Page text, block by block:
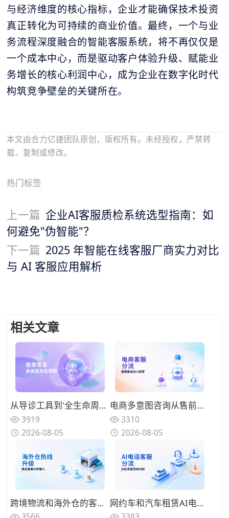
与经济维度的核心指标，企业才能确保技术投资
真正转化为可持续的商业价值。最终，一个与业
务流程深度融合的智能客服系统，将不再仅仅是
一个成本中心，而是驱动客户体验升级、赋能业
务增长的核心利润中心，成为企业在数字化时代
构筑竞争壁垒的关键所在。
本文由合力亿捷团队原创，版权所有。未经授权，严禁转
载、复制或修改。
热门标签
上一篇 企业AI客服质检系统选型指南：如
何避免"伪智能"？
下一篇 2025 年智能在线客服厂商实力对比
与 AI 客服应用解析
相关文章
从导诊工具到'全生命周期健康管家'，2026年医院智能客服系统正在重新定义患者服务
3919
2026-08-05
电商多意图咨询从售前到售后的分流框架：智能客服切入顺序
3310
2026-08-05
跨境物流和海外仓的客服热线从人工升级到智能客服系统，报关清关和查单催单怎么分步接入 网约车和汽车租赁AI电话客服系统搭建：司机乘客身份识别与多品牌自动分流的方案设计